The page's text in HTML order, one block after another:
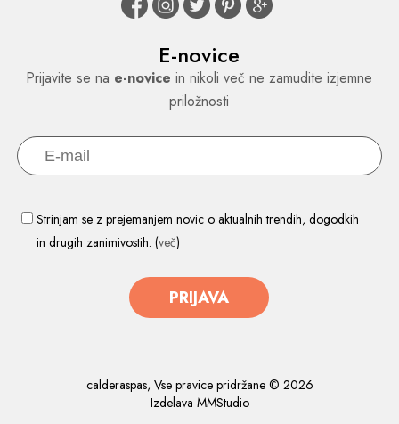
E-novice
Prijavite se na e-novice in nikoli več ne zamudite izjemne
priložnosti
Strinjam se z prejemanjem novic o aktualnih trendih, dogodkih
in drugih zanimivostih. (več)
PRIJAVA
calderaspas, Vse pravice pridržane © 2026
Izdelava MMStudio